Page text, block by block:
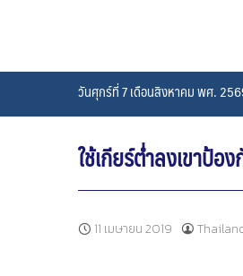
วันศุกร์ที่ 7 เดือนสิงหาคม พศ.
ใช้เกียร์ต่ำลงเขาป้อ
11 เมษายน 2019